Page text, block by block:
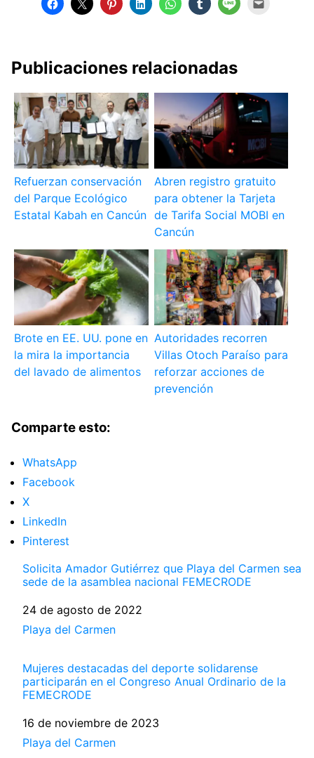
Publicaciones relacionadas
Refuerzan conservación
del Parque Ecológico
Estatal Kabah en Cancún
Abren registro gratuito
para obtener la Tarjeta
de Tarifa Social MOBI en
Cancún
Brote en EE. UU. pone en
la mira la importancia
del lavado de alimentos
Autoridades recorren
Villas Otoch Paraíso para
reforzar acciones de
prevención
Comparte esto:
WhatsApp
Facebook
X
LinkedIn
Pinterest
Solicita Amador Gutiérrez que Playa del Carmen sea
sede de la asamblea nacional FEMECRODE
Fecha
24 de agosto de 2022
Respecto a
Playa del Carmen
Mujeres destacadas del deporte solidarense
participarán en el Congreso Anual Ordinario de la
FEMECRODE
Fecha
16 de noviembre de 2023
Respecto a
Playa del Carmen